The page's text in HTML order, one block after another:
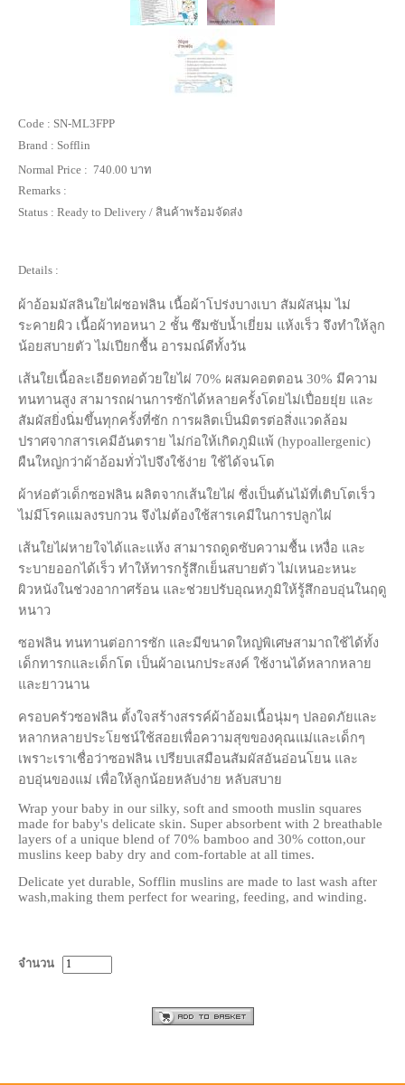
Code : SN-ML3FPP
Brand : Sofflin
Normal Price : 740.00 บาท
Remarks :
Status : Ready to Delivery / สินค้าพร้อมจัดส่ง
Details :
ผ้าอ้อมมัสลินใยไผ่ซอฟลิน เนื้อผ้าโปร่งบางเบา สัมผัสนุ่ม ไม่
ระคายผิว เนื้อผ้าทอหนา 2 ชั้น ซึมซับน้ำเยี่ยม แห้งเร็ว จึงทำให้ลูก
น้อยสบายตัว ไม่เปียกชื้น อารมณ์ดีทั้งวัน
เส้นใยเนื้อละเอียดทอด้วยใยไผ่ 70% ผสมคอตตอน 30% มีความ
ทนทานสูง สามารถผ่านการซักได้หลายครั้งโดยไม่เปื่อยยุ่ย และ
สัมผัสยิ่งนิ่มขึ้นทุกครั้งที่ซัก การผลิตเป็นมิตรต่อสิ่งแวดล้อม
ปราศจากสารเคมีอันตราย ไม่ก่อให้เกิดภูมิแพ้ (hypoallergenic)
ผืนใหญ่กว่าผ้าอ้อมทั่วไปจึงใช้ง่าย ใช้ได้จนโต
ผ้าห่อตัวเด็กซอฟลิน ผลิตจากเส้นใยไผ่ ซึ่งเป็นต้นไม้ที่เติบโตเร็ว
ไม่มีโรคแมลงรบกวน จึงไม่ต้องใช้สารเคมีในการปลูกไผ่
เส้นใยไผ่หายใจได้และแห้ง สามารถดูดซับความชื้น เหงื่อ และ
ระบายออกได้เร็ว ทำให้ทารกรู้สึกเย็นสบายตัว ไม่เหนอะหนะ
ผิวหนังในช่วงอากาศร้อน และช่วยปรับอุณหภูมิให้รู้สึกอบอุ่นในฤดู
หนาว
ซอฟลิน ทนทานต่อการซัก และมีขนาดใหญ่พิเศษสามาถใช้ได้ทั้ง
เด็กทารกและเด็กโต เป็นผ้าอเนกประสงค์ ใช้งานได้หลากหลาย
และยาวนาน
ครอบครัวซอฟลิน ตั้งใจสร้างสรรค์ผ้าอ้อมเนื้อนุ่มๆ ปลอดภัยและ
หลากหลายประโยชน์ใช้สอยเพื่อความสุขของคุณแม่และเด็กๆ
เพราะเราเชื่อว่าซอฟลิน เปรียบเสมือนสัมผัสอันอ่อนโยน และ
อบอุ่นของแม่ เพื่อให้ลูกน้อยหลับง่าย หลับสบาย
Wrap your baby in our silky, soft and smooth muslin squares
made for baby's delicate skin. Super absorbent with 2 breathable
layers of a unique blend of 70% bamboo and 30% cotton,our
muslins keep baby dry and com-fortable at all times.
Delicate yet durable, Sofflin muslins are made to last wash after
wash,making them perfect for wearing, feeding, and winding.
จำนวน